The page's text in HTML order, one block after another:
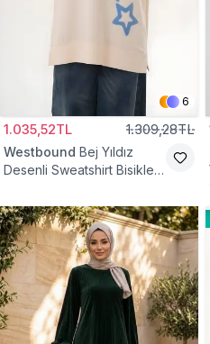
6
1.035,52TL 1.309,28TL
Westbound Bej Yıldız
Desenli Sweatshirt Bisiklet